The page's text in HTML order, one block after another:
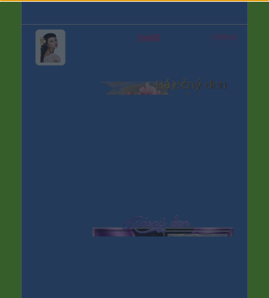
lida53 (včera)